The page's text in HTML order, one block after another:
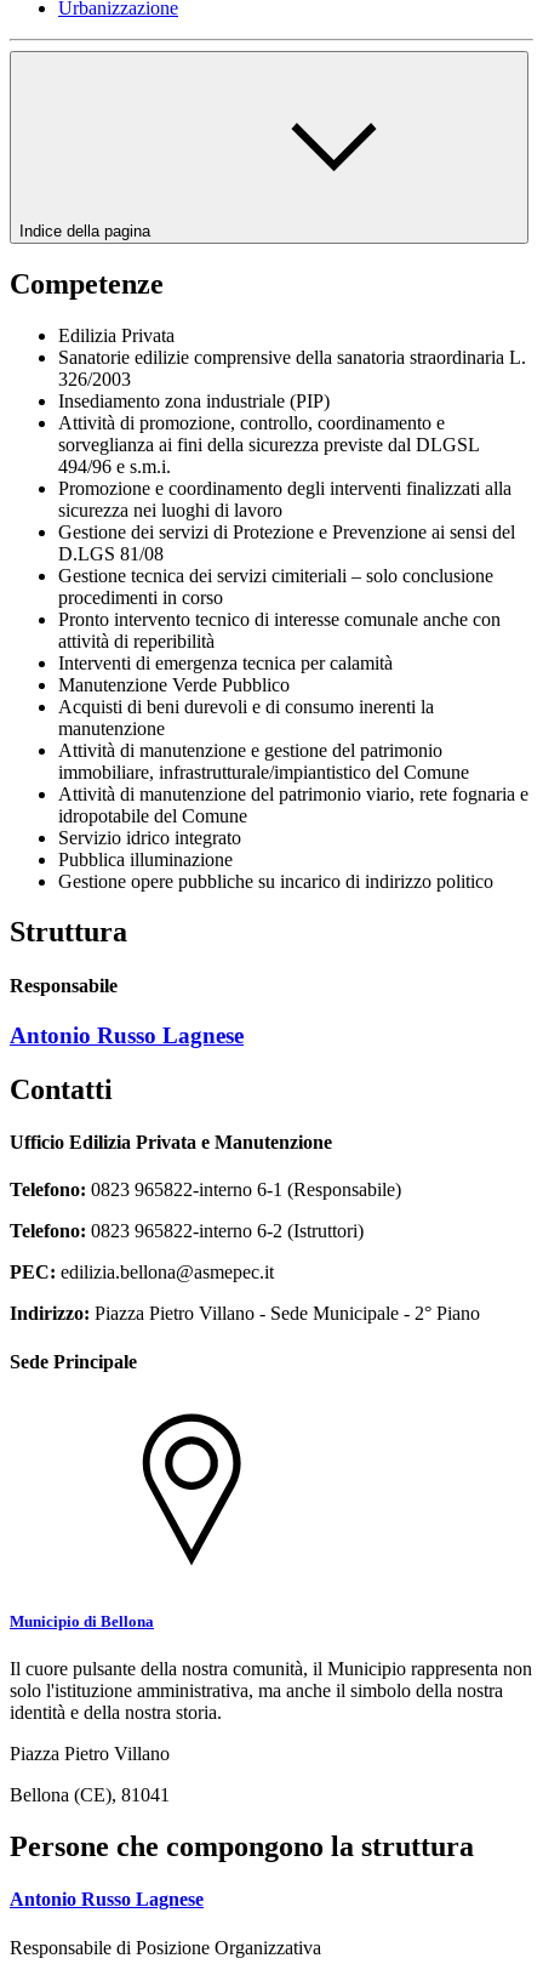
Urbanizzazione
Indice della pagina
Competenze
Edilizia Privata
Sanatorie edilizie comprensive della sanatoria straordinaria L.
326/2003
Insediamento zona industriale (PIP)
Attività di promozione, controllo, coordinamento e
sorveglianza ai fini della sicurezza previste dal DLGSL
494/96 e s.m.i.
Promozione e coordinamento degli interventi finalizzati alla
sicurezza nei luoghi di lavoro
Gestione dei servizi di Protezione e Prevenzione ai sensi del
D.LGS 81/08
Gestione tecnica dei servizi cimiteriali – solo conclusione
procedimenti in corso
Pronto intervento tecnico di interesse comunale anche con
attività di reperibilità
Interventi di emergenza tecnica per calamità
Manutenzione Verde Pubblico
Acquisti di beni durevoli e di consumo inerenti la
manutenzione
Attività di manutenzione e gestione del patrimonio
immobiliare, infrastrutturale/impiantistico del Comune
Attività di manutenzione del patrimonio viario, rete fognaria e
idropotabile del Comune
Servizio idrico integrato
Pubblica illuminazione
Gestione opere pubbliche su incarico di indirizzo politico
Struttura
Responsabile
Antonio Russo Lagnese
Contatti
Ufficio Edilizia Privata e Manutenzione
Telefono: 0823 965822-interno 6-1 (Responsabile)
Telefono: 0823 965822-interno 6-2 (Istruttori)
PEC: edilizia.bellona@asmepec.it
Indirizzo: Piazza Pietro Villano - Sede Municipale - 2° Piano
Sede Principale
Municipio di Bellona
Il cuore pulsante della nostra comunità, il Municipio rappresenta non
solo l'istituzione amministrativa, ma anche il simbolo della nostra
identità e della nostra storia.
Piazza Pietro Villano
Bellona (CE), 81041
Persone che compongono la struttura
Antonio Russo Lagnese
Responsabile di Posizione Organizzativa